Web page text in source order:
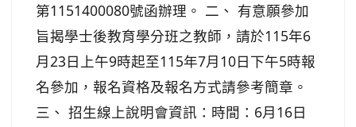
第1151400080號函辦理。 二、 有意願參加
旨揭學士後教育學分班之教師，請於115年6
月23日上午9時起至115年7月10日下午5時報
名參加，報名資格及報名方式請參考簡章。
三、 招生線上說明會資訊：時間：6月16日